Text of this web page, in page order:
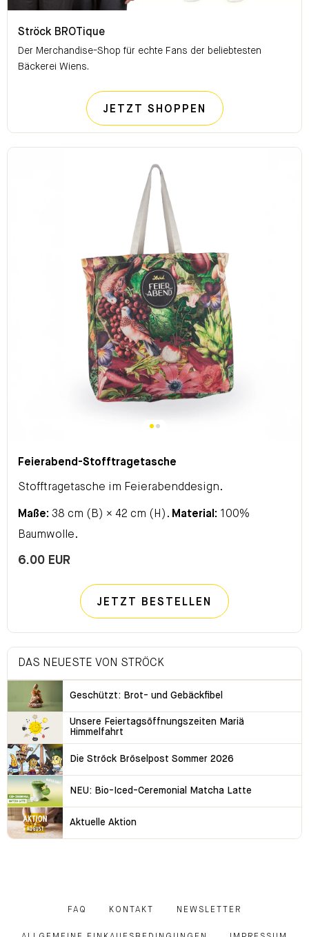
Ströck BROTique
Der Merchandise-Shop für echte Fans der beliebtesten
Bäckerei Wiens.
JETZT SHOPPEN STRÖCK
Feierabend-Stofftragetasche
Stofftragetasche im Feierabenddesign.
Maße: 38 cm (B) × 42 cm (H). Material: 100%
Baumwolle.
6.00 EUR
JETZT BESTELLEN
DAS NEUESTE VON STRÖCK
Geschützt: Brot- und Gebäckfibel
Unsere Feiertagsöffnungszeiten Mariä
Himmelfahrt
Die Ströck Bröselpost Sommer 2026
NEU: Bio-Iced-Ceremonial Matcha Latte
Aktuelle Aktion
FAQ KONTAKT NEWSLETTER